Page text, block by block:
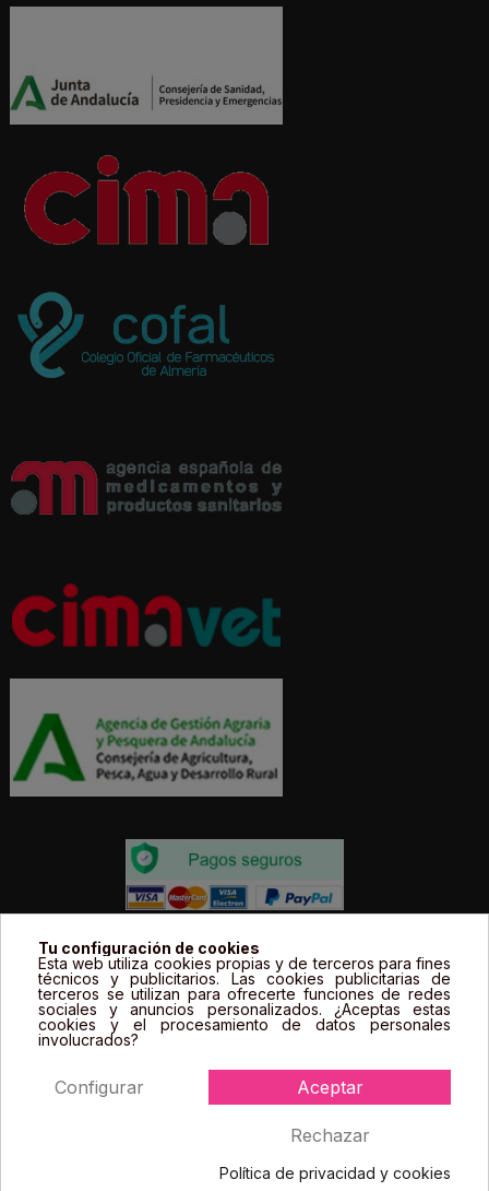
Todos los precios estás expresados en Euros e
incluyen el IVA. | Todas las marcas, logotipos y fotos de
productos son propiedad legal de sus propietarios y
sólo se muestran a título informativo.
Tu configuración de cookies
Esta web utiliza cookies propias y de terceros para fines
técnicos y publicitarios. Las cookies publicitarias de
terceros se utilizan para ofrecerte funciones de redes
sociales y anuncios personalizados. ¿Aceptas estas
cookies y el procesamiento de datos personales
involucrados?
Aceptar
Rechazar
Configurar
Política de privacidad y cookies